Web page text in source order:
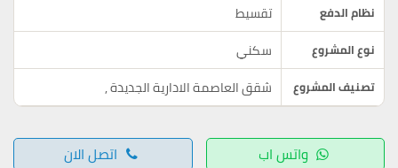
نظام الدفع تقسيط
نوع المشروع سكني
تصنيف المشروع شقق العاصمة الادارية الجديدة,
واتس اب اتصل الان